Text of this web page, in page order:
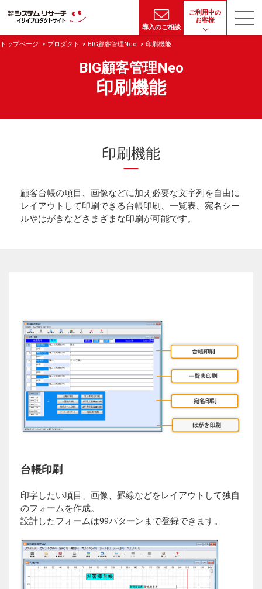
導入のご相談
ご利用中の
お客様
トップページ プロダクト BIG顧客管理Neo 印刷機能
BIG顧客管理Neo
印刷機能
印刷機能
顧客台帳の項目、画像などに加え必要な文字列を自由に
レイアウトして印刷できる台帳印刷、一覧表、宛名シー
ルやはがきなどさまざまな印刷が可能です。
台帳印刷
印字したい項目、画像、罫線などをレイアウトして独自
のフォームを作成。
設計したフォームは99パターンまで登録できます。